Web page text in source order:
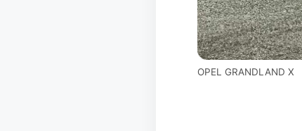
OPEL GRANDLAND X